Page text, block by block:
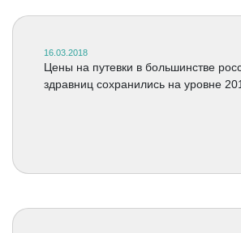
16.03.2018
Цены на путевки в большинстве
здравниц сохранились на уровне